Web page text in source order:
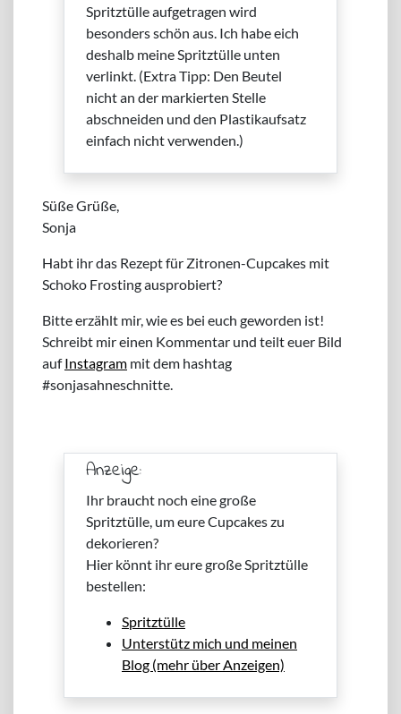
Spritztülle aufgetragen wird
besonders schön aus. Ich habe eich
deshalb meine Spritztülle unten
verlinkt. (Extra Tipp: Den Beutel
nicht an der markierten Stelle
abschneiden und den Plastikaufsatz
einfach nicht verwenden.)
Süße Grüße,
Sonja
Habt ihr das Rezept für Zitronen-Cupcakes mit
Schoko Frosting ausprobiert?
Bitte erzählt mir, wie es bei euch geworden ist!
Schreibt mir einen Kommentar und teilt euer Bild
aufInstagram mit dem hashtag
#sonjasahneschnitte.
Anzeige:
Ihr braucht noch eine große
Spritztülle, um eure Cupcakes zu
dekorieren?
Hier könnt ihr eure große Spritztülle
bestellen:
Spritztülle
Unterstütz mich und meinen
Blog (mehr über Anzeigen)